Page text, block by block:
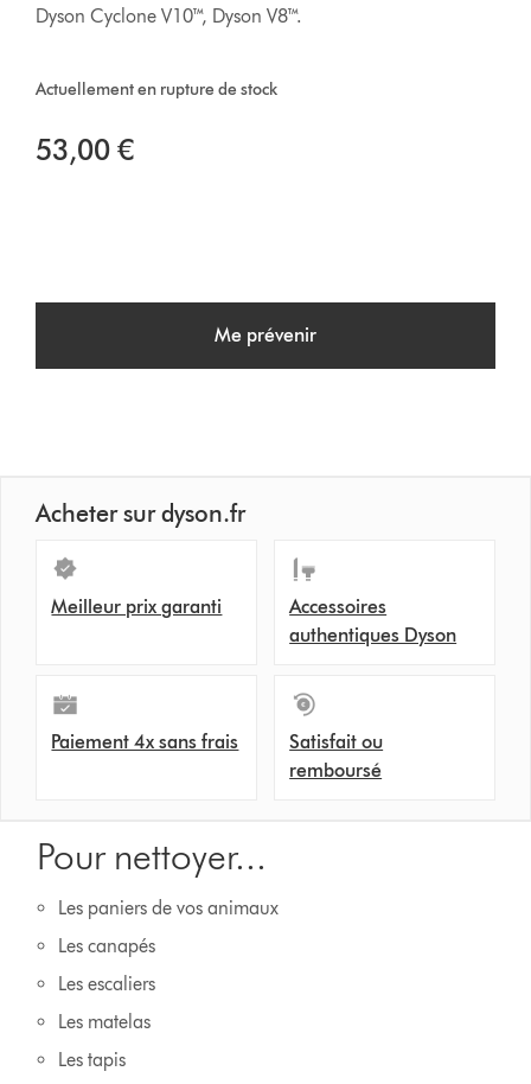
Dyson Cyclone V10™, Dyson V8™.
Actuellement en rupture de stock
53,00 €
Me prévenir
Acheter sur dyson.fr
Meilleur prix garanti
Accessoires
authentiques Dyson
Paiement 4x sans frais
Satisfait ou
remboursé
Pour nettoyer...
Les paniers de vos animaux
Les canapés
Les escaliers
Les matelas
Les tapis